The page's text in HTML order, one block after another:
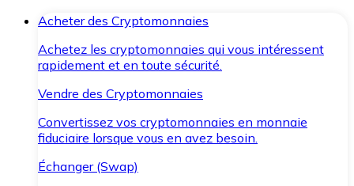
Acheter des Cryptomonnaies
Achetez les cryptomonnaies qui vous intéressent
rapidement et en toute sécurité.
Vendre des Cryptomonnaies
Convertissez vos cryptomonnaies en monnaie
fiduciaire lorsque vous en avez besoin.
Échanger (Swap)